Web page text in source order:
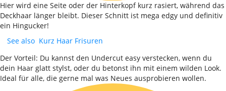
Hier wird eine Seite oder der Hinterkopf kurz rasiert, während das
Deckhaar länger bleibt. Dieser Schnitt ist mega edgy und definitiv
ein Hingucker!
See also Kurz Haar Frisuren
Der Vorteil: Du kannst den Undercut easy verstecken, wenn du
dein Haar glatt stylst, oder du betonst ihn mit einem wilden Look.
Ideal für alle, die gerne mal was Neues ausprobieren wollen.